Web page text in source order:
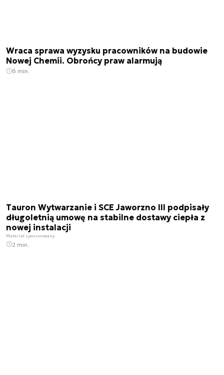
Wraca sprawa wyzysku pracowników na budowie
Nowej Chemii. Obrońcy praw alarmują
6 min.
Tauron Wytwarzanie i SCE Jaworzno III podpisały
długoletnią umowę na stabilne dostawy ciepła z
nowej instalacji
Materiał sponsorowany
2 min.